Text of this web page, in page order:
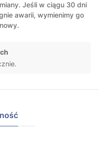
Jeśli w ciągu 30 dni
awarii, wymienimy go